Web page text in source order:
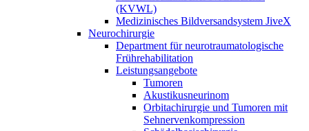
(KVWL)
Medizinisches Bildversandsystem JiveX
Neurochirurgie
Department für neurotraumatologische
Frührehabilitation
Leistungsangebote
Tumoren
Akustikusneurinom
Orbitachirurgie und Tumoren mit
Sehnervenkompression